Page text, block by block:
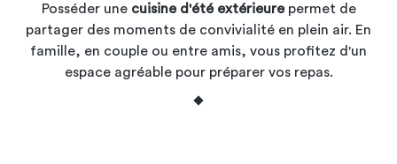
Posséder une cuisine d'été extérieurepermet de
partager des moments de convivialité en plein air. En
famille, en couple ou entre amis, vous profitez d'un
espace agréable pour préparer vos repas.